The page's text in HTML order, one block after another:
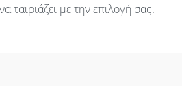
ταιριάζει με την επιλογή σας.